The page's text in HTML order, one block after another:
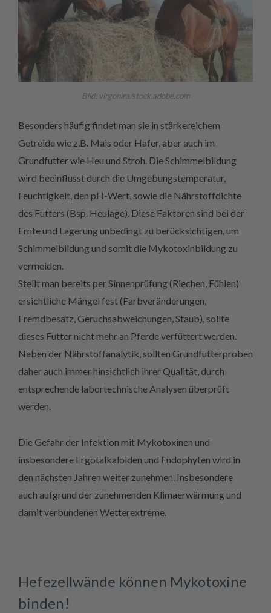
Bild: virgonira/stock.adobe.com
Besonders häufig findet man sie in stärkereichem
Getreide wie z.B. Mais oder Hafer, aber auch im
Grundfutter wie Heu und Stroh. Die Schimmelbildung
wird beeinflusst durch die Umgebungstemperatur,
Feuchtigkeit, den pH-Wert, sowie die Nährstoffdichte
des Futters (Bsp. Heulage). Diese Faktoren sind bei der
Ernte und Lagerung unbedingt zu berücksichtigen, um
Schimmelbildung und somit die Mykotoxinbildung zu
vermeiden.
Stellt man bereits per Sinnenprüfung (Riechen, Fühlen)
ersichtliche Mängel fest (Farbveränderungen,
Fremdbesatz, Geruchsabweichungen, Staub), sollte
dieses Futter nicht mehr an Pferde verfüttert werden.
Neben der Nährstoffanalytik, sollten Grundfutterproben
daher auch immer hinsichtlich ihrer Qualität, durch
entsprechende labortechnische Analysen überprüft
werden.
Die Gefahr der Infektion mit Mykotoxinen und
insbesondere Ergotalkaloiden und Endophyten wird in
den nächsten Jahren weiter zunehmen. Insbesondere
auch aufgrund der zunehmenden Klimaerwärmung und
damit verbundenen Wetterextreme.
Hefezellwände können Mykotoxine
binden!